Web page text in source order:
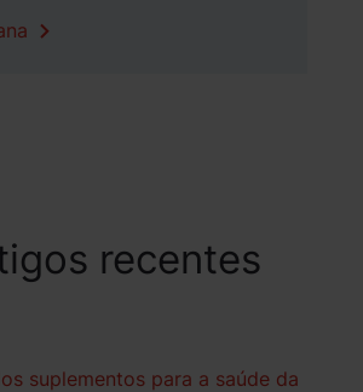
recentes
suplementos para a saúde da